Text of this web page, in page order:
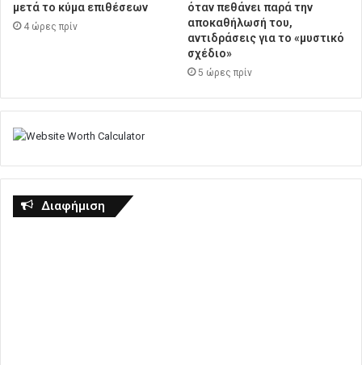
μετά το κύμα επιθέσεων
4 ώρες πρίν
όταν πεθάνει παρά την
αποκαθήλωσή του,
αντιδράσεις για το «μυστικό
σχέδιο»
5 ώρες πρίν
Διαφήμιση